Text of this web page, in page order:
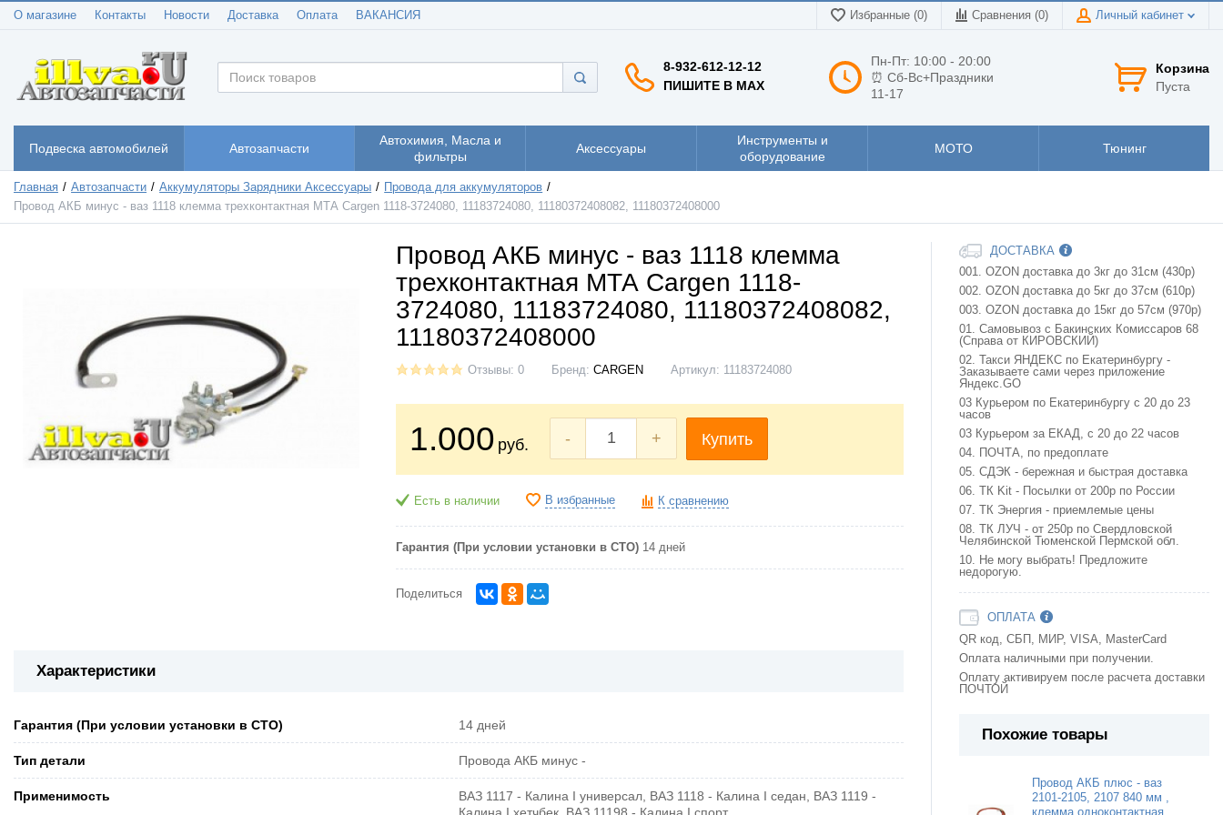
О магазине Контакты Новости Доставка Оплата ВАКАНСИЯ Избранные (0) Сравнения (0) Личный кабинет
8-932-612-12-12
ПИШИТЕ В MAX
Пн-Пт: 10:00 - 20:00
⏰ Сб-Вс+Праздники
11-17
Корзина
Пуста
Подвеска автомобилей Автозапчасти
Автохимия, Масла и
фильтры
Аксессуары
Инструменты и
оборудование
МОТО Тюнинг
Главная Автозапчасти Аккумуляторы Зарядники Аксессуары
Провода для аккумуляторов
Провод АКБ минус - ваз 1118 клемма трехконтактная МТА Cargen 1118-3724080, 11183724080, 11180372408082, 11180372408000
Провод АКБ минус - ваз 1118 клемма
трехконтактная МТА Cargen 1118-
3724080, 11183724080, 11180372408082,
11180372408000
Отзывы: 0 Бренд: CARGEN Артикул: 11183724080
1.000 руб. - + Купить
Есть в наличии В избранные К сравнению
Гарантия (При условии установки в СТО) 14 дней
Поделиться
Характеристики
Гарантия (При условии установки в СТО) 14 дней
Тип детали Провода АКБ минус -
Применимость
ВАЗ 1117 - Калина I универсал, ВАЗ 1118 - Калина I седан, ВАЗ 1119 -
Калина I хетчбек, ВАЗ 11198 - Калина I спорт
ДОСТАВКА
001. OZON доставка до 3кг до 31см (430р)
002. OZON доставка до 5кг до 37см (610р)
003. OZON доставка до 15кг до 57см (970р)
01. Самовывоз с Бакинских Комиссаров 68
(Справа от КИРОВСКИЙ)
02. Такси ЯНДЕКС по Екатеринбургу -
Заказываете сами через приложение
Яндекс.GO
03 Курьером по Екатеринбургу с 20 до 23
часов
03 Курьером за ЕКАД, с 20 до 22 часов
04. ПОЧТА, по предоплате
05. СДЭК - бережная и быстрая доставка
06. ТК Kit - Посылки от 200р по России
07. ТК Энергия - приемлемые цены
08. ТК ЛУЧ - от 250р по Свердловской
Челябинской Тюменской Пермской обл.
10. Не могу выбрать! Предложите
недорогую.
ОПЛАТА
QR код, СБП, МИР, VISA, MasterCard
Оплата наличными при получении.
Оплату активируем после расчета доставки
ПОЧТОЙ
Похожие товары
Провод АКБ плюс - ваз
2101-2105, 2107 840 мм ,
клемма одноконтактная